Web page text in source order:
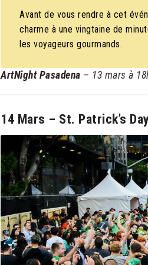
Avant de vous rendre à cet
charme à une vingtaine de
les voyageurs gourmands.
ArtNight Pasadena – 13 mars à
14 Mars – St. Patrick’s